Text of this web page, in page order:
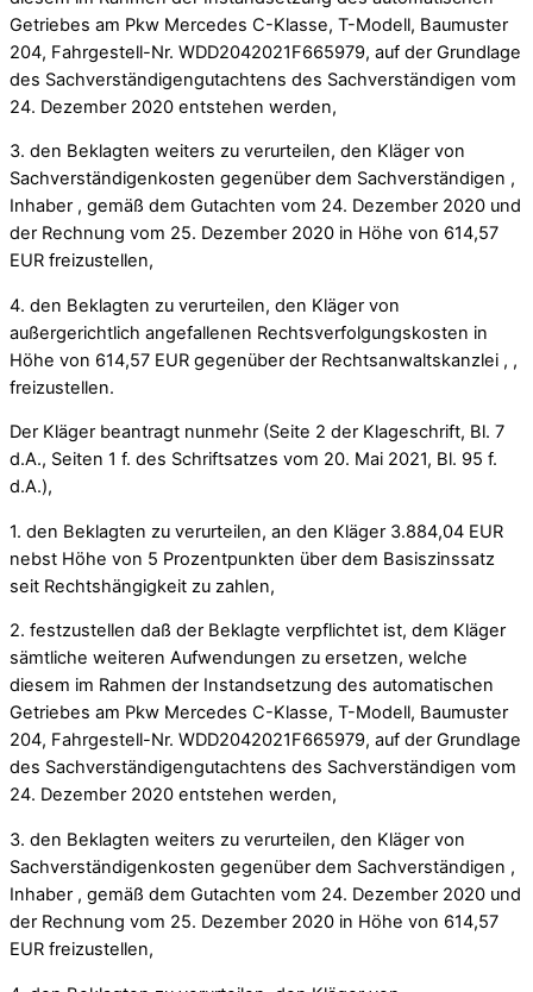
Getriebes am Pkw Mercedes C-Klasse, T-Modell, Baumuster
204, Fahrgestell-Nr. WDD2042021F665979, auf der Grundlage
des Sachverständigengutachtens des Sachverständigen vom
24. Dezember 2020 entstehen werden,
3. den Beklagten weiters zu verurteilen, den Kläger von
Sachverständigenkosten gegenüber dem Sachverständigen ,
Inhaber , gemäß dem Gutachten vom 24. Dezember 2020 und
der Rechnung vom 25. Dezember 2020 in Höhe von 614,57
EUR freizustellen,
4. den Beklagten zu verurteilen, den Kläger von
außergerichtlich angefallenen Rechtsverfolgungskosten in
Höhe von 614,57 EUR gegenüber der Rechtsanwaltskanzlei , ,
freizustellen.
Der Kläger beantragt nunmehr (Seite 2 der Klageschrift, Bl. 7
d.A., Seiten 1 f. des Schriftsatzes vom 20. Mai 2021, Bl. 95 f.
d.A.),
1. den Beklagten zu verurteilen, an den Kläger 3.884,04 EUR
nebst Höhe von 5 Prozentpunkten über dem Basiszinssatz
seit Rechtshängigkeit zu zahlen,
2. festzustellen daß der Beklagte verpflichtet ist, dem Kläger
sämtliche weiteren Aufwendungen zu ersetzen, welche
diesem im Rahmen der Instandsetzung des automatischen
Getriebes am Pkw Mercedes C-Klasse, T-Modell, Baumuster
204, Fahrgestell-Nr. WDD2042021F665979, auf der Grundlage
des Sachverständigengutachtens des Sachverständigen vom
24. Dezember 2020 entstehen werden,
3. den Beklagten weiters zu verurteilen, den Kläger von
Sachverständigenkosten gegenüber dem Sachverständigen ,
Inhaber , gemäß dem Gutachten vom 24. Dezember 2020 und
der Rechnung vom 25. Dezember 2020 in Höhe von 614,57
EUR freizustellen,